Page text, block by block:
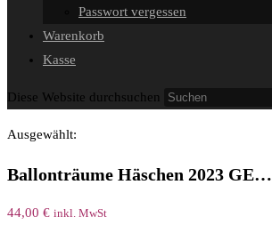
Passwort vergessen
Warenkorb
Kasse
Diese Website durchsuchen
Ausgewählt:
Ballonträume Häschen 2023 GE…
44,00 € inkl. MwSt